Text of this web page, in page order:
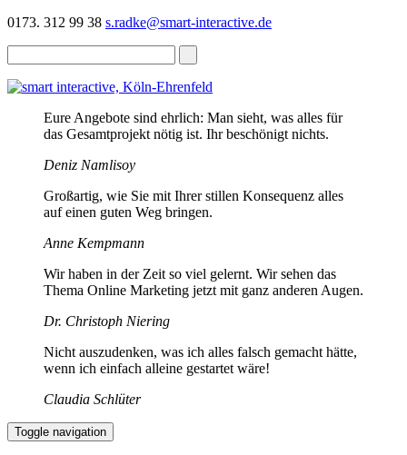
0173. 312 99 38 s.radke@smart-interactive.de
Eure Angebote sind ehrlich: Man sieht, was alles für
das Gesamtprojekt nötig ist. Ihr beschönigt nichts.
Deniz Namlisoy
Großartig, wie Sie mit Ihrer stillen Konsequenz alles
auf einen guten Weg bringen.
Anne Kempmann
Wir haben in der Zeit so viel gelernt. Wir sehen das
Thema Online Marketing jetzt mit ganz anderen Augen.
Dr. Christoph Niering
Nicht auszudenken, was ich alles falsch gemacht hätte,
wenn ich einfach alleine gestartet wäre!
Claudia Schlüter
Toggle navigation